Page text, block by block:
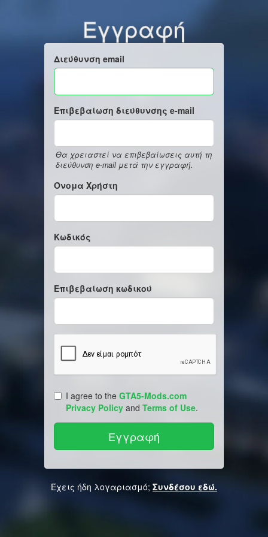
Εγγραφή
Διεύθυνση email
Επιβεβαίωση διεύθυνσης e-mail
Θα χρειαστεί να επιβεβαίωσεις αυτή τη
διεύθυνση e-mail μετά την εγγραφή.
Όνομα Χρήστη
Κωδικός
Επιβεβαίωση κωδικού
I agree to the GTA5-Mods.com
Privacy Policy and Terms of Use.
Έχεις ήδη λογαριασμό; Συνδέσου εδώ.